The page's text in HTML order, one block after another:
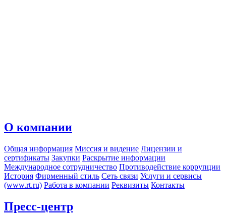
О компании
Общая информация Миссия и видение Лицензии и
сертификаты Закупки Раскрытие информации
Международное сотрудничество Противодействие коррупции
История Фирменный стиль Сеть связи Услуги и сервисы
(www.rt.ru) Работа в компании Реквизиты Контакты
Пресс-центр